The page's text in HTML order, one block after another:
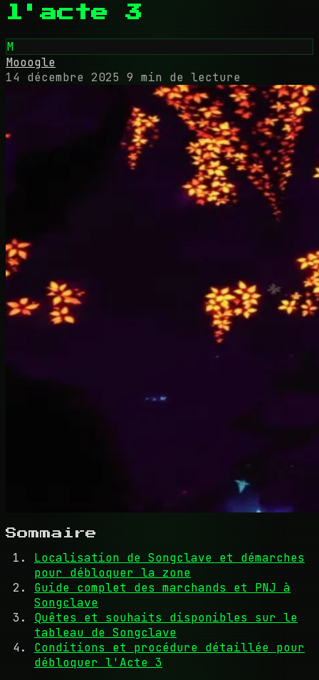
l'acte 3
M
Mooogle
14 décembre 2025 9 min de lecture
Sommaire
Localisation de Songclave et démarches
pour débloquer la zone
Guide complet des marchands et PNJ à
Songclave
Quêtes et souhaits disponibles sur le
tableau de Songclave
Conditions et procédure détaillée pour
débloquer l'Acte 3